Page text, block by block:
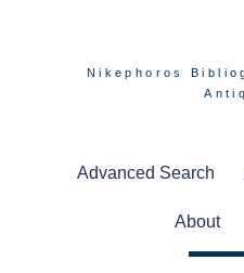
Nikephoros
Advanced Search
About